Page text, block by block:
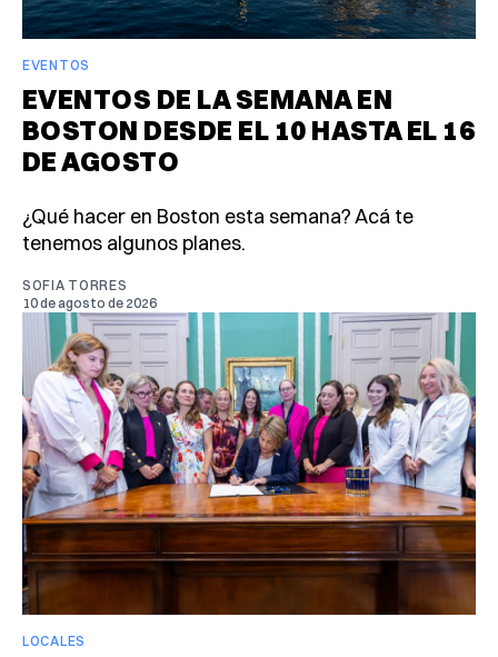
EVENTOS
EVENTOS DE LA SEMANA EN
BOSTON DESDE EL 10 HASTA EL 16
DE AGOSTO
¿Qué hacer en Boston esta semana? Acá te
tenemos algunos planes.
SOFIA TORRES
10 de agosto de 2026
LOCALES